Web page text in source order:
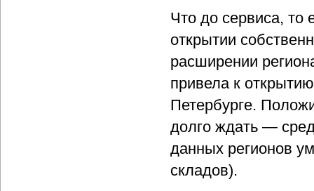
Что до сервиса, то
открытии
расширении
привела к
Петербурге.
долго ждать —
данных регионов
складов).